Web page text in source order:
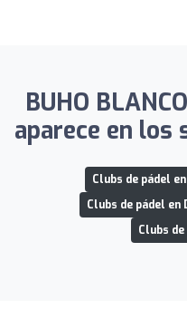
BUHO
aparece en los
Clubs de pádel
Clubs de pádel en
Clubs